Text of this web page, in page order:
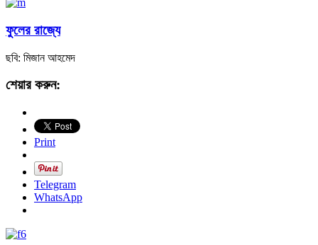
ফুলের রাজ্যে
ছবি: মিজান আহমেদ
শেয়ার করুন:
Print
Telegram
WhatsApp